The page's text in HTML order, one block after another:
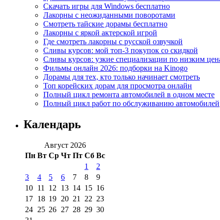
Скачать игры для Windows бесплатно
Лакорны с неожиданными поворотами
Смотреть тайские дорамы бесплатно
Лакорны с яркой актерской игрой
Где смотреть лакорны с русской озвучкой
Сливы курсов: мой топ-3 покупок со скидкой
Сливы курсов: узкие специализации по низким
Фильмы онлайн 2026: подборки на Kinogo
Дорамы для тех, кто только начинает смотреть
Топ корейских дорам для просмотра онлайн
Полный цикл ремонта автомобилей в одном месте
Полный цикл работ по обслуживанию автомобилей
Календарь
Август 2026
Пн Вт Ср Чт Пт Сб Вс
1
2
3
4 5 6 7 8
9
10 11 12 13 14 15 16
17 18 19 20 21 22 23
24 25 26 27 28 29 30